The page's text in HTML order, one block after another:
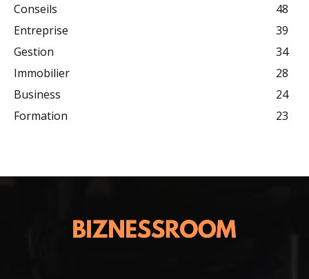
Conseils
48
Entreprise
39
Gestion
34
Immobilier
28
Business
24
Formation
23